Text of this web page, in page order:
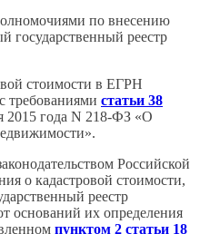
по внесению
государственный реестр
стоимости в ЕГРН
требованиями статьи 38
2015 года N 218-ФЗ «О
Российской
о кадастровой стоимости,
реестр
оснований их определения
пунктом 2 статьи 18